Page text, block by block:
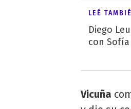
LEÉ
Diego
con
Vicuña